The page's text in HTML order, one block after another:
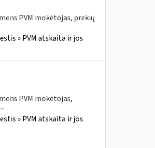
PVM mokėtojas, prekių
» PVM atskaita ir jos
PVM mokėtojas,
» PVM atskaita ir jos